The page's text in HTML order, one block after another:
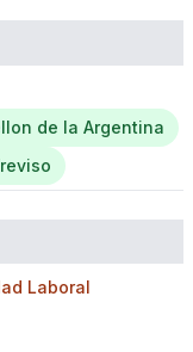
de la Argentina
Laboral